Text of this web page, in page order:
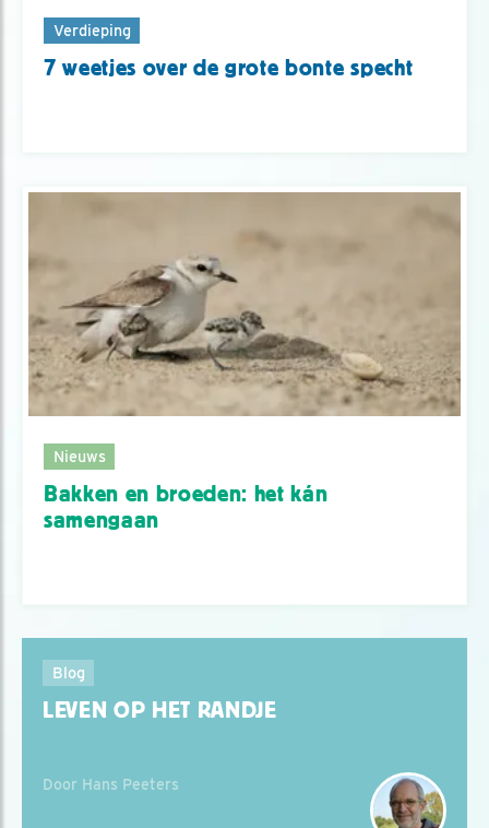
Verdieping
7 weetjes over de grote bonte specht
Nieuws
Bakken en broeden: het kán
samengaan
Blog
LEVEN OP HET RANDJE
Door Hans Peeters